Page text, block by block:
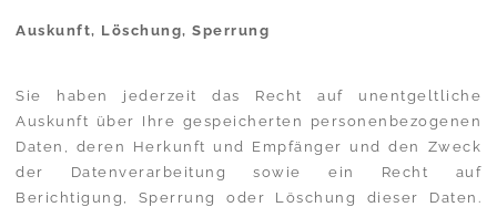
Auskunft, Löschung, Sperrung
Sie haben jederzeit das Recht auf unentgeltliche
Auskunft über Ihre gespeicherten personenbezogenen
Daten, deren Herkunft und Empfänger und den Zweck
der Datenverarbeitung sowie ein Recht auf
Berichtigung, Sperrung oder Löschung dieser Daten.